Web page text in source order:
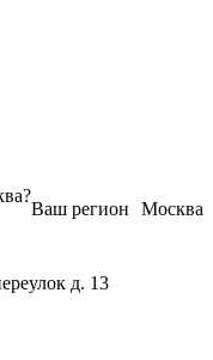
Москва
Ваш регион
?
д. 13